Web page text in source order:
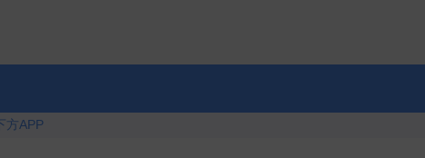
方APP